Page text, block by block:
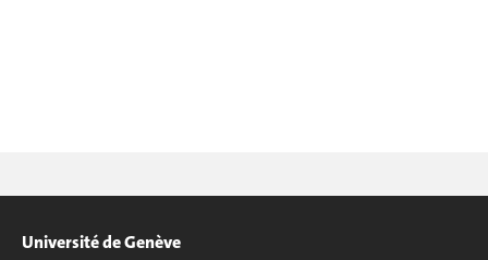
Université de Genève